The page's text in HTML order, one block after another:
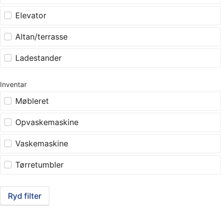
Elevator
Altan/terrasse
Ladestander
Inventar
Møbleret
Opvaskemaskine
Vaskemaskine
Tørretumbler
Ryd filter